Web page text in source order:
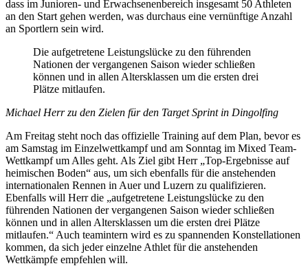
dass im Junioren- und Erwachsenenbereich insgesamt 50 Athleten
an den Start gehen werden, was durchaus eine vernünftige Anzahl
an Sportlern sein wird.
Die aufgetretene Leistungslücke zu den führenden
Nationen der vergangenen Saison wieder schließen
können und in allen Altersklassen um die ersten drei
Plätze mitlaufen.
Michael Herr zu den Zielen für den Target Sprint in Dingolfing
Am Freitag steht noch das offizielle Training auf dem Plan, bevor es
am Samstag im Einzelwettkampf und am Sonntag im Mixed Team-
Wettkampf um Alles geht. Als Ziel gibt Herr „Top-Ergebnisse auf
heimischen Boden“ aus, um sich ebenfalls für die anstehenden
internationalen Rennen in Auer und Luzern zu qualifizieren.
Ebenfalls will Herr die „aufgetretene Leistungslücke zu den
führenden Nationen der vergangenen Saison wieder schließen
können und in allen Altersklassen um die ersten drei Plätze
mitlaufen.“ Auch teamintern wird es zu spannenden Konstellationen
kommen, da sich jeder einzelne Athlet für die anstehenden
Wettkämpfe empfehlen will.